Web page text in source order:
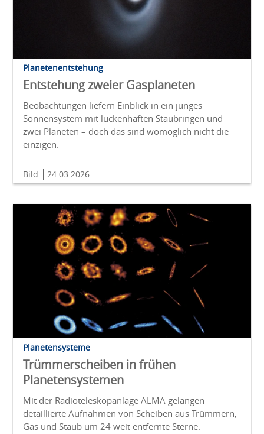
Planetenentstehung
Entstehung zweier Gasplaneten
Beobachtungen liefern Einblick in ein junges
Sonnensystem mit lückenhaften Staubringen und
zwei Planeten – doch das sind womöglich nicht die
einzigen.
Bild 24.03.2026
Planetensysteme
Trümmerscheiben in frühen
Planetensystemen
Mit der Radioteleskopanlage ALMA gelangen
detaillierte Aufnahmen von Scheiben aus Trümmern,
Gas und Staub um 24 weit entfernte Sterne.